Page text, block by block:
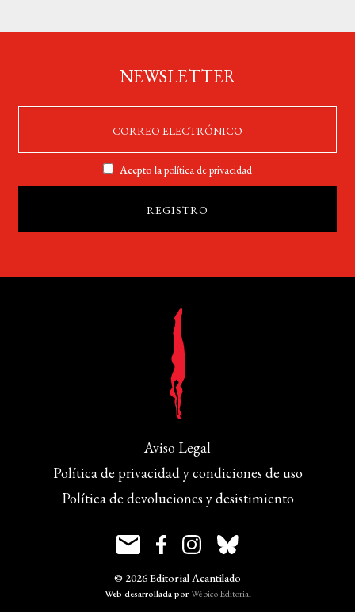
NEWSLETTER
Acepto lapolítica de privacidad
Aviso Legal
Política de privacidad y condiciones de uso
Política de devoluciones y desistimiento
© 2026 Editorial Acantilado
Web desarrollada porWébico Editorial